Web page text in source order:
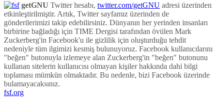
getGNU Twitter hesabı, twitter.com/getGNU adresi üzerinden
etkinleştirilmiştir. Artık, Twitter sayfamız üzerinden de
gönderilerimizi takip edebilirsiniz. Dünyanın her yerinden insanları
birbirine bağladığı için TIME Dergisi tarafından övülen Mark
Zuckerberg'in Facebook'u ile gizlilik için oluşturduğu tehdit
nedeniyle tüm ilgimizi kesmiş bulunuyoruz. Facebook kullanıcılarını
"beğen" butonuyla izlemeye alan Zuckerberg'in "beğen" butonunu
kullanan sitelerin kullanıcısı olmayan kişiler hakkında dahi bilgi
toplaması mümkün olmaktadır. Bu nedenle, bizi Facebook üzerinde
bulamayacaksınız.
fsf.org